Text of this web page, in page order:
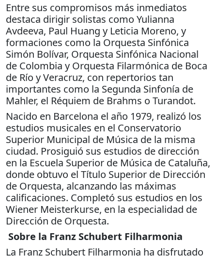
Entre sus compromisos más inmediatos
destaca dirigir solistas como Yulianna
Avdeeva, Paul Huang y Leticia Moreno, y
formaciones como la Orquesta Sinfónica
Simón Bolívar, Orquesta Sinfónica Nacional
de Colombia y Orquesta Filarmónica de Boca
de Río y Veracruz, con repertorios tan
importantes como la Segunda Sinfonía de
Mahler, el Réquiem de Brahms o Turandot.
Nacido en Barcelona el año 1979, realizó los
estudios musicales en el Conservatorio
Superior Municipal de Música de la misma
ciudad. Prosiguió sus estudios de dirección
en la Escuela Superior de Música de Cataluña,
donde obtuvo el Título Superior de Dirección
de Orquesta, alcanzando las máximas
calificaciones. Completó sus estudios en los
Wiener Meisterkurse, en la especialidad de
Dirección de Orquesta.
Sobre la Franz Schubert Filharmonia
La Franz Schubert Filharmonia ha disfrutado